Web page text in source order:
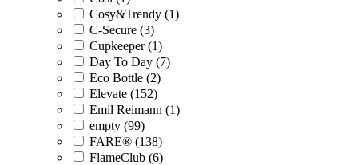
Cosy&Trendy (1)
C-Secure (3)
Cupkeeper (1)
Day To Day (7)
Eco Bottle (2)
Elevate (152)
Emil Reimann (1)
empty (99)
FARE® (138)
FlameClub (6)